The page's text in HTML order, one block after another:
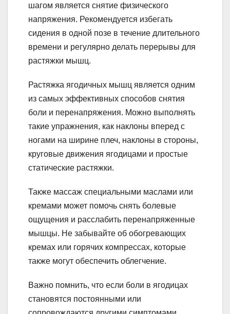
шагом является снятие физического
напряжения. Рекомендуется избегать
сидения в одной позе в течение длительного
времени и регулярно делать перерывы для
растяжки мышц.
Растяжка ягодичных мышц является одним
из самых эффективных способов снятия
боли и перенапряжения. Можно выполнять
такие упражнения, как наклоны вперед с
ногами на ширине плеч, наклоны в стороны,
круговые движения ягодицами и простые
статические растяжки.
Также массаж специальными маслами или
кремами может помочь снять болевые
ощущения и расслабить перенапряженные
мышцы. Не забывайте об обогревающих
кремах или горячих компрессах, которые
также могут обеспечить облегчение.
Важно помнить, что если боли в ягодицах
становятся постоянными или